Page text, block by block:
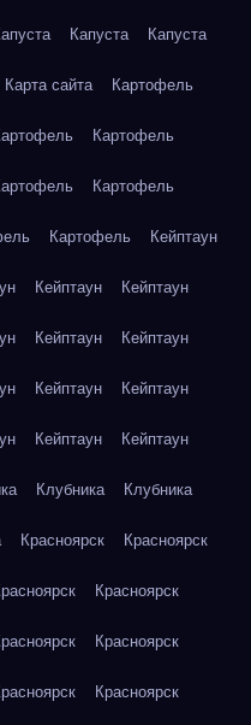
Капуста Капуста
Карта сайта Картофель
Картофель
Картофель
Картофель Кейптаун
Кейптаун Кейптаун
Кейптаун Кейптаун
Кейптаун Кейптаун
Кейптаун Кейптаун
Клубника Клубника
Красноярск Красноярск
Красноярск
Красноярск
Красноярск